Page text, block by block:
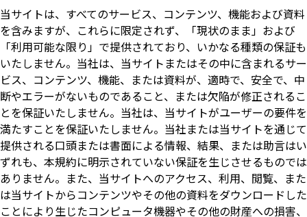
当サイトは、すべてのサービス、コンテンツ、機能および資料
を含みますが、これらに限定されず、「現状のまま」および
「利用可能な限り」で提供されており、いかなる種類の保証も
いたしません。当社は、当サイトまたはその中に含まれるサー
ビス、コンテンツ、機能、または資料が、適時で、安全で、中
断やエラーがないものであること、または欠陥が修正されるこ
とを保証いたしません。当社は、当サイトがユーザーの要件を
満たすことを保証いたしません。当社または当サイトを通じて
提供される口頭または書面による情報、結果、または助言はい
ずれも、本規約に明示されていない保証を生じさせるものでは
ありません。また、当サイトへのアクセス、利用、閲覧、また
は当サイトからコンテンツやその他の資料をダウンロードした
ことにより生じたコンピュータ機器やその他の財産への損害、